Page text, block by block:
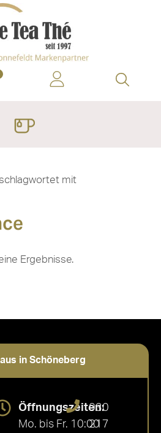
mit
Ergebnisse.
in Schöneberg
Öffnungszeiten:
Mo. bis Fr. 10:00
030
217